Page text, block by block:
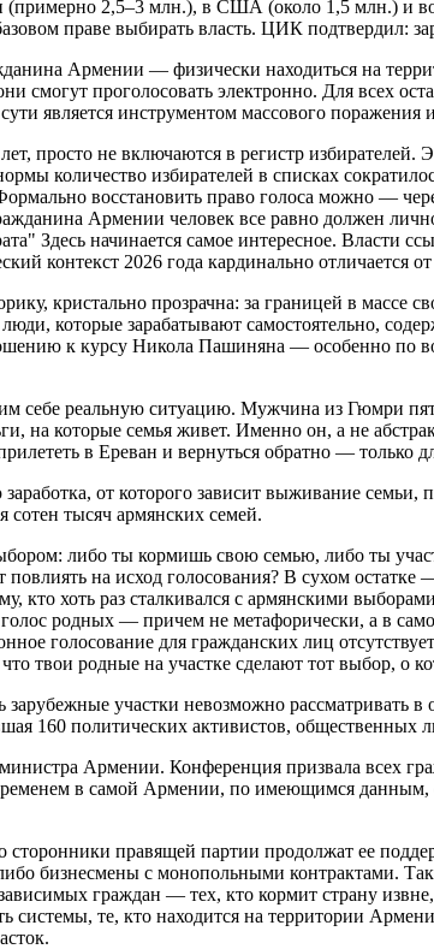
2,5–3 млн.), в США (около 1,5 млн.) и
праве выбирать власть. ЦИК подтвердил:
Армении — физически находиться на
смогут проголосовать электронно. Для всех
является инструментом массового поражения
просто не включаются в регистр
количество избирателей в списках
восстановить право голоса можно —
Армении человек все равно должен
Здесь начинается самое интересное.
контекст 2026 года кардинально отличается
кристально прозрачна: за границей в массе
которые зарабатывают самостоятельно,
к курсу Никола Пашиняна — особенно по
себе реальную ситуацию. Мужчина из Гюмри
на которые семья живет. Именно он, а не
в Ереван и вернуться обратно — только
от которого зависит выживание
сотен тысяч армянских семей.
либо ты кормишь свою семью, либо ты
на исход голосования? В сухом
кто хоть раз сталкивался с армянскими
родных — причем не метафорически, а в
голосование для гражданских лиц
твои родные на участке сделают тот выбор, о
участки невозможно
160 политических активистов,
Армении. Конференция призвала всех
в самой Армении, по имеющимся данным,
правящей партии продолжат ее
бизнесмены с монопольными контрактами.
граждан — тех, кто кормит страну
системы, те, кто находится на территории